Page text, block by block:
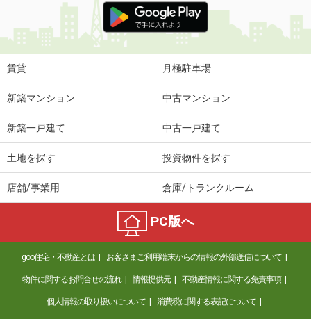
賃貸 月極駐車場
新築マンション 中古マンション
新築一戸建て 中古一戸建て
土地を探す 投資物件を探す
店舗/事業用 倉庫/トランクルーム
PC版へ
goo住宅・不動産とは お客さまご利用端末からの情報の外部送信について
物件に関するお問合せの流れ 情報提供元 不動産情報に関する免責事項
個人情報の取り扱いについて 消費税に関する表記について